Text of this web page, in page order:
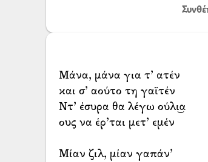
Μάνα, μάνα για τ’ ατέν
και σ’ αούτο τη γαϊτέν
Ντ’ έσυρα θα λέγω ούλι͜α
ους να έρ’ται μετ’ εμέν
Μίαν ζιλ, μίαν γαπάν’